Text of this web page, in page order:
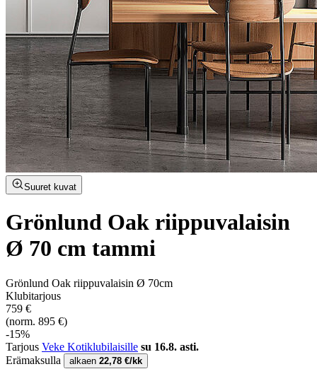
Suuret kuvat
Grönlund Oak riippuvalaisin
Ø 70 cm tammi
Grönlund Oak riippuvalaisin Ø 70cm
Klubitarjous
759 €
(norm. 895 €)
-15%
Tarjous Veke Kotiklubilaisille su 16.8. asti.
Erämaksulla
alkaen 22,78 €/kk